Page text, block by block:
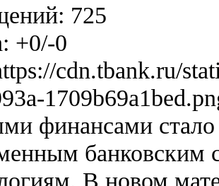
725
+0/-0
cdn.tbank.ru/
финансами
банковским
В новом